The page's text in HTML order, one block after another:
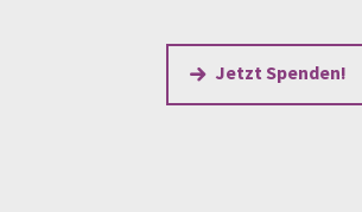
Jetzt Spenden!